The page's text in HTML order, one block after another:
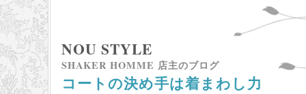
NOU STYLE
SHAKER HOMME 店主のブログ
コートの決め手は着まわし力